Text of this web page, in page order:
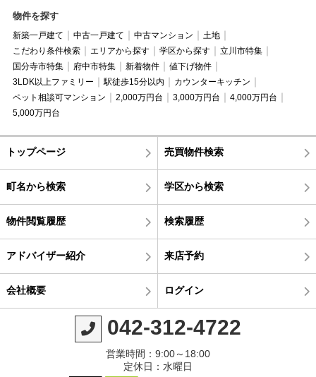
物件を探す
新築一戸建て 中古一戸建て 中古マンション
土地
こだわり条件検索
エリアから探す 学区から探す
立川市特集
国分寺市特集
府中市特集 新着物件
値下げ物件
3LDK以上ファミリー
駅徒歩15分以内
カウンターキッチン
ペット相談可マンション
2,000万円台 3,000万円台
4,000万円台
5,000万円台
トップページ 売買物件検索
町名から検索 学区から検索
物件閲覧履歴 検索履歴
アドバイザー紹介 来店予約
会社概要 ログイン
042-312-4722
営業時間：9:00～18:00
定休日：水曜日